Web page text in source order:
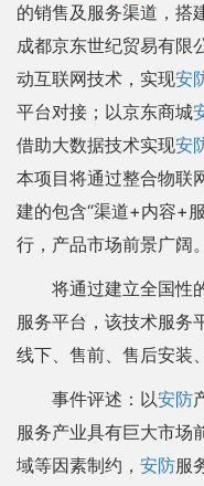
的销售及服务渠道，搭
成都京东世纪贸易有限
动互联网技术，实现安
平台对接；以京东商城
借助大数据技术实现安
本项目将通过整合物联
建的包含“渠道+内容+
行，产品市场前景广阔。
将通过建立全国性
服务平台，该技术服务
线下、售前、售后安装
事件评述：以安防
服务产业具有巨大市场
域等因素制约， 安防服